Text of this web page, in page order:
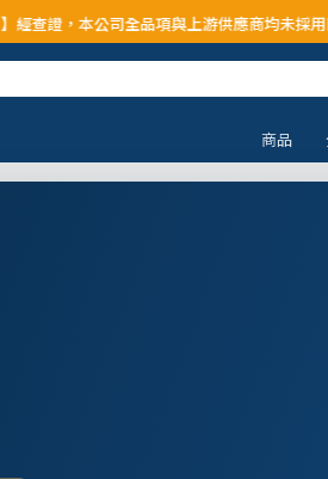
品項與上游供應商均未採用問題油品，請安心
商品